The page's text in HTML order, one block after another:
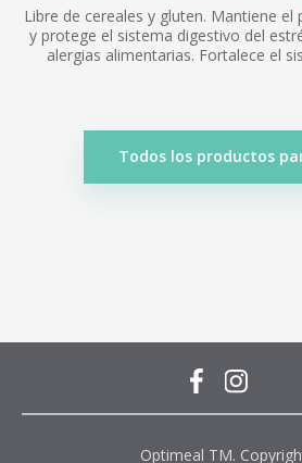
Libre de cereales y gluten. Mantiene
y protege el sistema digestivo del
alergias alimentarias. Fortalece el
Todos los productos
Optimeal TM.